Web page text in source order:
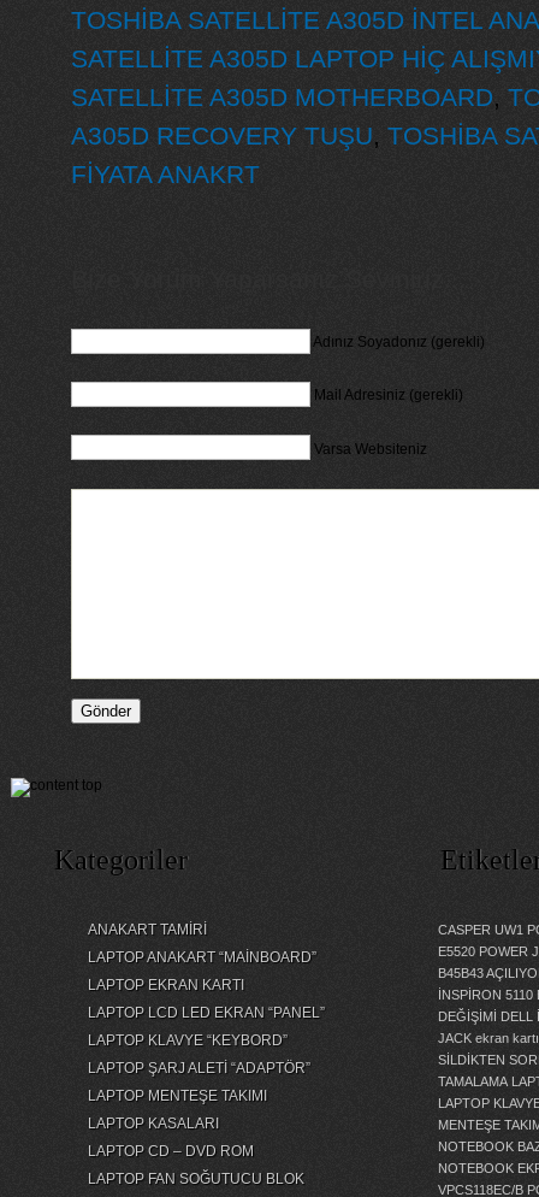
TOSHİBA SATELLİTE A305D İNTEL
SATELLİTE A305D LAPTOP HİÇ
SATELLİTE A305D MOTHERBOARD,
A305D RECOVERY TUŞU, TOSHİBA
FİYATA ANAKRT
Adınız Soyadonız (gerekli)
Mail Adresiniz (gerekli)
Varsa Websiteniz
Kategoriler
ANAKART TAMİRİ
LAPTOP ANAKART “MAİNBOARD”
LAPTOP EKRAN KARTI
LAPTOP LCD LED EKRAN “PANEL”
LAPTOP KLAVYE “KEYBORD”
LAPTOP ŞARJ ALETİ “ADAPTÖR”
LAPTOP MENTEŞE TAKIMI
LAPTOP KASALARI
LAPTOP CD – DVD ROM
LAPTOP FAN SOĞUTUCU BLOK
CASPER UW1
E5520 POWER
B45B43
İNSPİRON
DEĞİŞİMİ
DELL
JACK ekran
SİLDİKTEN
TAMALAMA
LAPTOP
MENTEŞE
NOTEBOOK
NOTEBOOK
VPCS118EC/B